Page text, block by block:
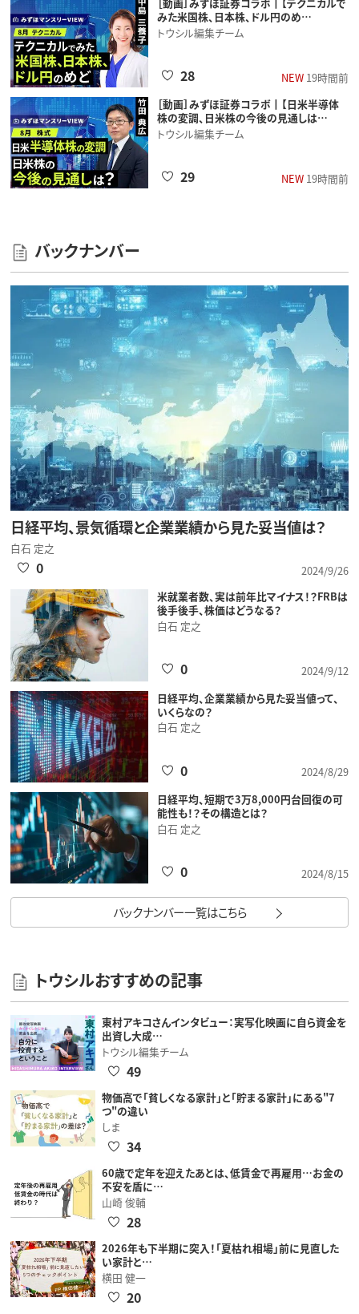
みた米国株、日本株、ドル円のめ…
トウシル編集チーム
NEW19時間前
28
［動画］みずほ証券コラボ┃【日米半導体
株の変調、日米株の今後の見通しは…
トウシル編集チーム
NEW19時間前
29
バックナンバー
日経平均、景気循環と企業業績から見た妥当値は？
白石 定之
2024/9/26
0
米就業者数、実は前年比マイナス！？FRBは
後手後手、株価はどうなる？
白石 定之
2024/9/12
0
日経平均、企業業績から見た妥当値って、
いくらなの？
白石 定之
2024/8/29
0
日経平均、短期で3万8,000円台回復の可
能性も！？その構造とは？
白石 定之
2024/8/15
0
バックナンバー一覧はこちら
トウシルおすすめの記事
東村アキコさんインタビュー：実写化映画に自ら資金を
出資し大成…
トウシル編集チーム
49
物価高で「貧しくなる家計」と「貯まる家計」にある"7
つ"の違い
しま
34
60歳で定年を迎えたあとは、低賃金で再雇用…お金の
不安を盾に…
山崎 俊輔
28
2026年も下半期に突入！「夏枯れ相場」前に見直した
い家計と…
横田 健一
20